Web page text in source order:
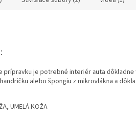
prípravku je potrebné interiér auta
alebo špongiu z mikrovlákna a
UMELÁ KOŽA